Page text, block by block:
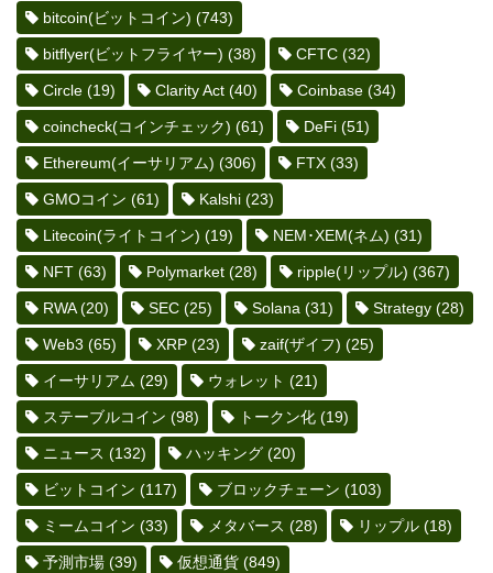
bitcoin(ビットコイン) (743)
bitflyer(ビットフライヤー) (38) CFTC (32)
Circle (19) Clarity Act (40) Coinbase (34)
coincheck(コインチェック) (61) DeFi (51)
Ethereum(イーサリアム) (306) FTX (33)
GMOコイン (61) Kalshi (23)
Litecoin(ライトコイン) (19) NEM･XEM(ネム) (31)
NFT (63) Polymarket (28) ripple(リップル) (367)
RWA(20) SEC (25) Solana (31) Strategy (28)
Web3 (65) XRP (23) zaif(ザイフ) (25)
イーサリアム (29) ウォレット (21)
ステーブルコイン (98) トークン化 (19)
ニュース (132) ハッキング (20)
ビットコイン (117) ブロックチェーン (103)
ミームコイン (33) メタバース (28) リップル (18)
予測市場 (39) 仮想通貨 (849)